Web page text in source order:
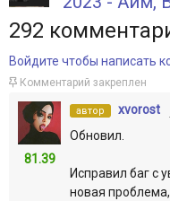
292
Войдите чтобы написать
Комментарий закреплен
81.39
автор xvorost
Обновил.
Исправил баг с
новая